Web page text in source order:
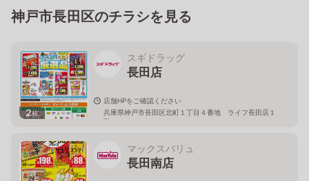
神戸市長田区のチラシを見る
2枚
スギドラッグ
長田店
店舗HPをご確認ください
兵庫県神戸市長田区北町１丁目４番地 ライフ長田店１
階
マックスバリュ
長田南店